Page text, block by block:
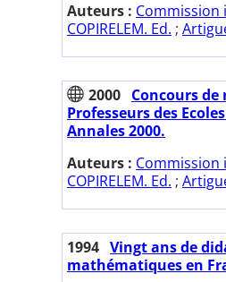
Auteurs : Commission
COPIRELEM. Ed. ;
2000 Concours
Professeurs des
Annales 2000.
Auteurs : Commission
COPIRELEM. Ed. ;
1994 Vingt ans de
mathématiques en